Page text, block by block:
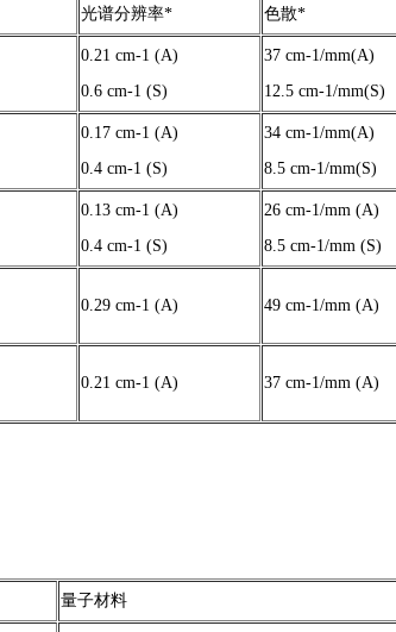
光谱分辨率* 色散*
0.21 cm-1 (A)
0.6 cm-1 (S)
37 cm-1/mm(A)
12.5 cm-1/mm(S)
0.17 cm-1 (A)
0.4 cm-1 (S)
34 cm-1/mm(A)
8.5 cm-1/mm(S)
0.13 cm-1 (A)
0.4 cm-1 (S)
26 cm-1/mm (A)
8.5 cm-1/mm (S)
0.29 cm-1 (A) 49 cm-1/mm (A)
0.21 cm-1 (A) 37 cm-1/mm (A)
量子材料